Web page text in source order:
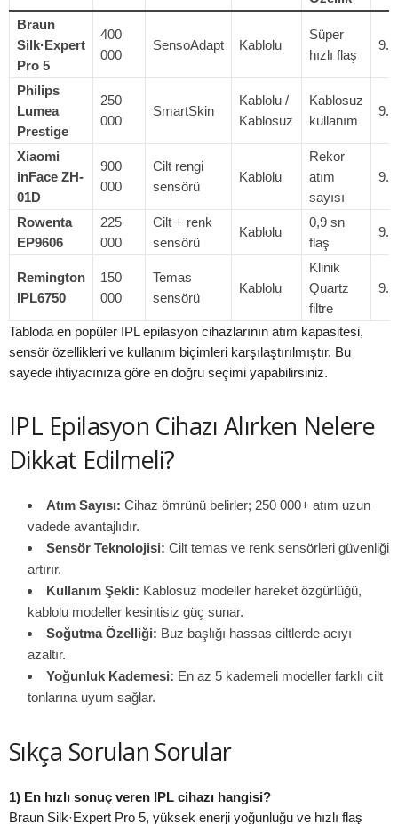
Braun
Silk·Expert
Pro 5
400
000
SensoAdapt Kablolu
Süper
hızlı flaş
9.9
Philips
Lumea
Prestige
250
000
SmartSkin
Kablolu /
Kablosuz
Kablosuz
kullanım
9.8
Xiaomi
inFace ZH-
01D
900
000
Cilt rengi
sensörü
Kablolu
Rekor
atım
sayısı
9.8
Rowenta
EP9606
225
000
Cilt + renk
sensörü
Kablolu
0,9 sn
flaş
9.7
Remington
IPL6750
150
000
Temas
sensörü
Kablolu
Klinik
Quartz
filtre
9.6
Tabloda en popüler IPL epilasyon cihazlarının atım kapasitesi,
sensör özellikleri ve kullanım biçimleri karşılaştırılmıştır. Bu
sayede ihtiyacınıza göre en doğru seçimi yapabilirsiniz.
IPL Epilasyon Cihazı Alırken Nelere
Dikkat Edilmeli?
Atım Sayısı: Cihaz ömrünü belirler; 250 000+ atım uzun
vadede avantajlıdır.
Sensör Teknolojisi: Cilt temas ve renk sensörleri güvenliği
artırır.
Kullanım Şekli: Kablosuz modeller hareket özgürlüğü,
kablolu modeller kesintisiz güç sunar.
Soğutma Özelliği: Buz başlığı hassas ciltlerde acıyı
azaltır.
Yoğunluk Kademesi: En az 5 kademeli modeller farklı cilt
tonlarına uyum sağlar.
Sıkça Sorulan Sorular
1) En hızlı sonuç veren IPL cihazı hangisi?
Braun Silk·Expert Pro 5, yüksek enerji yoğunluğu ve hızlı flaş